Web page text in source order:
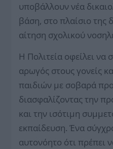
υποβάλλουν νέα
βάση, στο πλαίσιο της
αίτηση σχολικού
Η Πολιτεία οφείλει να
αρωγός στους γονείς
παιδιών με σοβαρά
διασφαλίζοντας την
και την ισότιμη
εκπαίδευση. Ένα
αυτονόητο ότι πρέπει